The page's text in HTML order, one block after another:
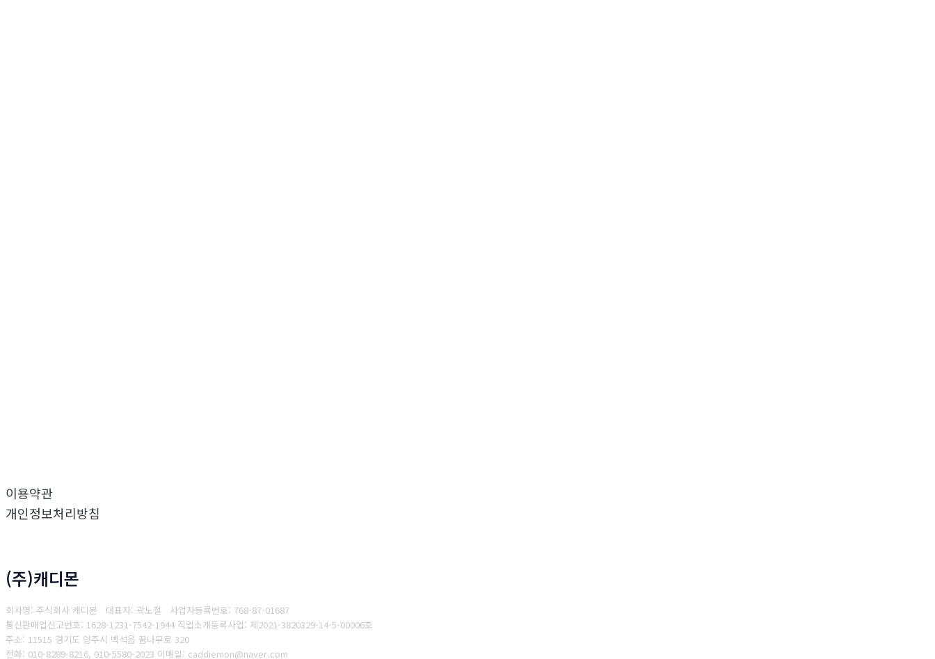
이용약관
개인정보처리방침
(주)캐디몬
회사명: 주식회사 캐디몬 대표자: 곽노철 사업자등록번호: 768-87-01687
통신판매업신고번호: 1628-1231-7542-1944 직업소개등록사업: 제2021-3820329-14-5-00006호
주소: 11515 경기도 양주시 백석읍 꿈나무로 320
전화: 010-8289-8216, 010-5580-2023 이메일: caddiemon@naver.com